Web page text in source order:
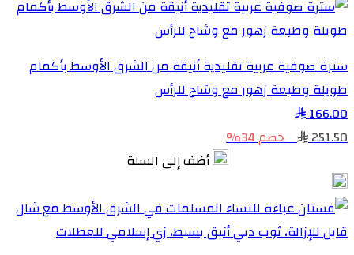
سترة صوفية عربية تقليدية أنيقة من الشرق الأوسط بأكمام
طويلة وطبعة زهور مع وشاح للرأس
166.00
251.50
خصم 34%
أضف إلى السلة